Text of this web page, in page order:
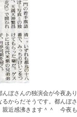
さんの独演会が今夜あり
からだそうです。都んぼ
近感沸きます＾＾ 今夜